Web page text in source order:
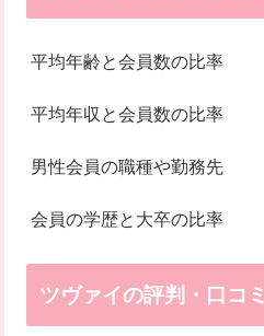
平均年齢と会員数の比率
平均年収と会員数の比率
男性会員の職種や勤務先
会員の学歴と大卒の比率
ツヴァイの評判・口コミ